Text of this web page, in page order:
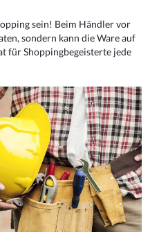
sein! Beim Händler vor
sondern kann die Ware auf
für Shoppingbegeisterte jede